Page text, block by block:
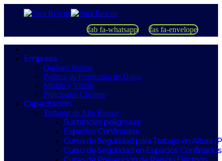
fab fa-whatsapp fas fa-envelope
Empresa
Quiénes Somos
Política de Protección de Datos
Misión y Visión
Principales Clientes
Capacitación
Trabajos de Alto Riesgo
Sustancias peligrosas
Espacios Confinados
Curso de Seguridad para Trabajo en Altura
Curso de Seguridad en Espacios